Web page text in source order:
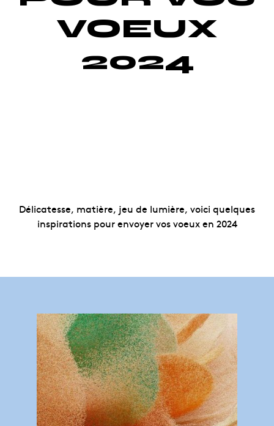
VOEUX
2024
Délicatesse, matière, jeu de lumière, voici quelques
inspirations pour envoyer vos voeux en 2024